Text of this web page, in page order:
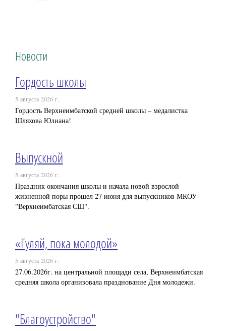
Новости
Гордость школы
5 августа 2026 г.
Гордость Верхнеимбатской средней школы – медалистка
Шляхова Юлиана!
Выпускной
5 августа 2026 г.
Праздник окончания школы и начала новой взрослой
жизненной поры прошел 27 июня для выпускников МКОУ
"Верхнеимбатская СШ".
«Гуляй, пока молодой»
5 августа 2026 г.
27.06.2026г. на центральной площади села, Верхнеимбатская
средняя школа организовала празднование Дня молодежи.
"Благоустройство"